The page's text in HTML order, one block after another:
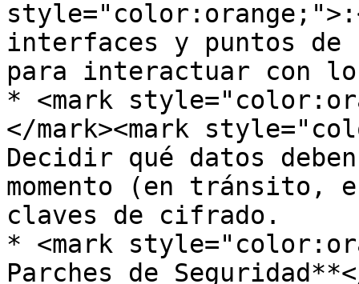
interfaces y puntos de
para interactuar con
* <mark
</mark><mark
Decidir qué datos
momento (en tránsito,
claves de cifrado.
* <mark
Parches de